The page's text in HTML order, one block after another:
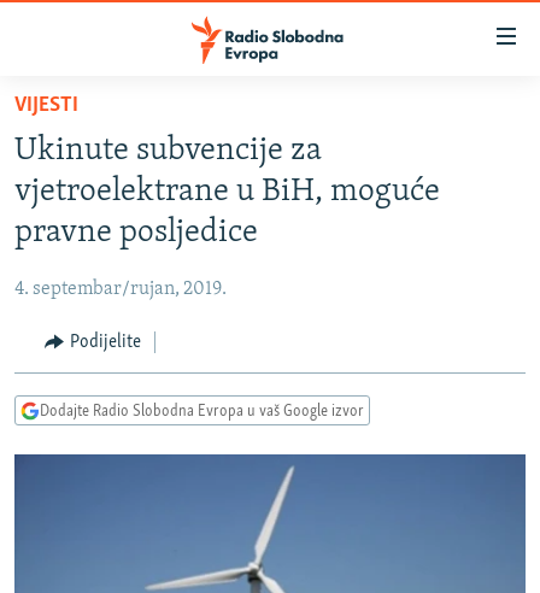
Pređite
glavni
sadržaj
Pređite
na
glavnu
navigaciju
Pređite
na
pretragu
VIJESTI
BOSNA I HERCEGOVINA
SRBIJA
CRNA GORA
VIZUELNO
RAT U UKRAJINI
VIJESTI
Ukinute subvencije za
vjetroelektrane u BiH, moguće
pravne posljedice
4. septembar/rujan, 2019.
Podijelite
Dodajte Radio Slobodna Evropa u vaš Google izvor